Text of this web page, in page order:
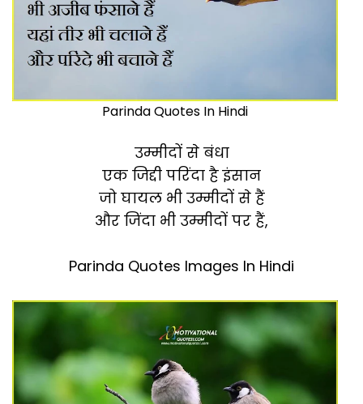
Parinda Quotes In Hindi
उम्मीदों से बंधा
एक जिद्दी परिंदा है इंसान
जो घायल भी उम्मीदों से हैं
और जिंदा भी उम्मीदों पर हैं,
Parinda Quotes Images In Hindi